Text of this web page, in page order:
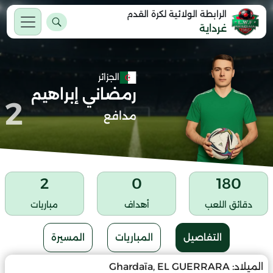
الرابطة الولائية لكرة القدم
غرداية
الجزائر
رمضاني إبراهيم
مدافع 2
180
دقائق اللعب
0
أهداف
2
مباريات
التفاصيل المباريات المسيرة
الميلاد: Ghardaïa, EL GUERRARA